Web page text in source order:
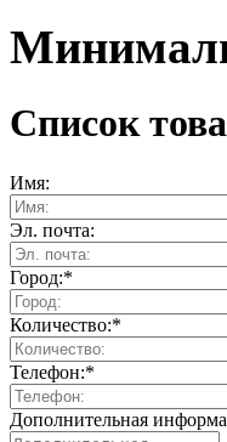
Список
Имя:
Эл. почта:
Город:*
Количество:*
Телефон:*
Дополнительная